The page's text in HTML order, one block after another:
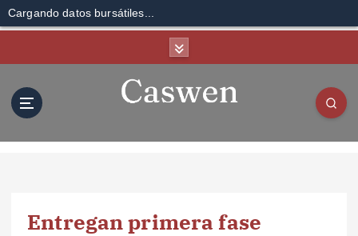
Cargando datos bursátiles...
Entregan primera fase